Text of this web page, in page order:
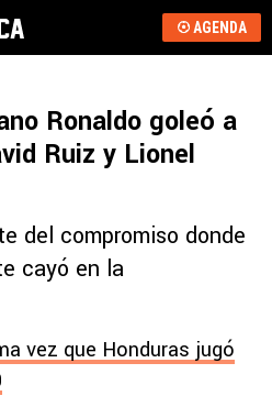
AGENDA
Ronaldo goleó a
Ruiz y Lionel
del compromiso donde
cayó en la
vez que Honduras jugó